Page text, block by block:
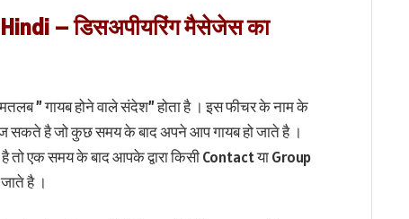
– डिसअपीयरिंग मैसेजेस का
” गायब होने वाले संदेश” होता है । इस फीचर के नाम के
सकते है जो कुछ समय के बाद अपने आप गायब हो जाते है ।
एक समय के बाद आपके द्वारा किसी Contact या Group
है ।